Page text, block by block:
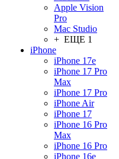
Apple Vision
Pro
Mac Studio
+ ЕЩЕ 1
iPhone
iPhone 17e
iPhone 17 Pro
Max
iPhone 17 Pro
iPhone Air
iPhone 17
iPhone 16 Pro
Max
iPhone 16 Pro
iPhone 16e